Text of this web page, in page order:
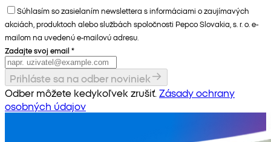
Súhlasím so zasielaním newslettera s informáciami o zaujímavých
akciách, produktoch alebo službách spoločnosti Pepco Slovakia, s. r. o. e-
mailom na uvedenú e-mailovú adresu.
Zadajte svoj email *
Prihláste sa na odber noviniek
Odber môžete kedykoľvek zrušiť. Zásady ochrany
osobných údajov